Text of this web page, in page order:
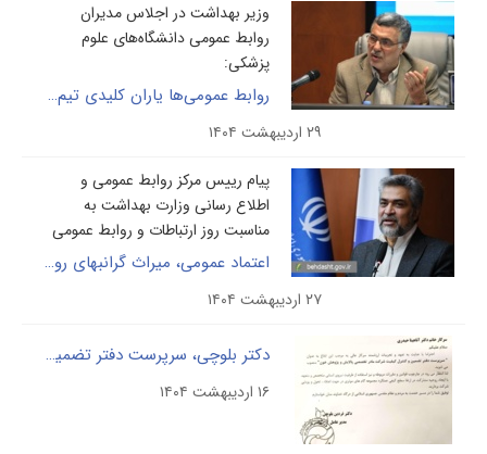
وزیر بهداشت در اجلاس مدیران
روابط عمومی دانشگاه‌های علوم
پزشکی:
روابط عمومی‌ها یاران کلیدی تیم ملی سلامت هستند
پیام رییس مرکز روابط عمومی و
اطلاع رسانی وزارت بهداشت به
مناسبت روز ارتباطات و روابط عمومی
اعتماد عمومی، میراث گرانبهای روابط عمومی است
دکتر بلوچی، سرپرست دفتر تضمین کیفیت شرکت را منصوب کرد: گامی در جهت ارتقاء استانداردها.
۱۶ اردیبهشت ۱۴۰۴